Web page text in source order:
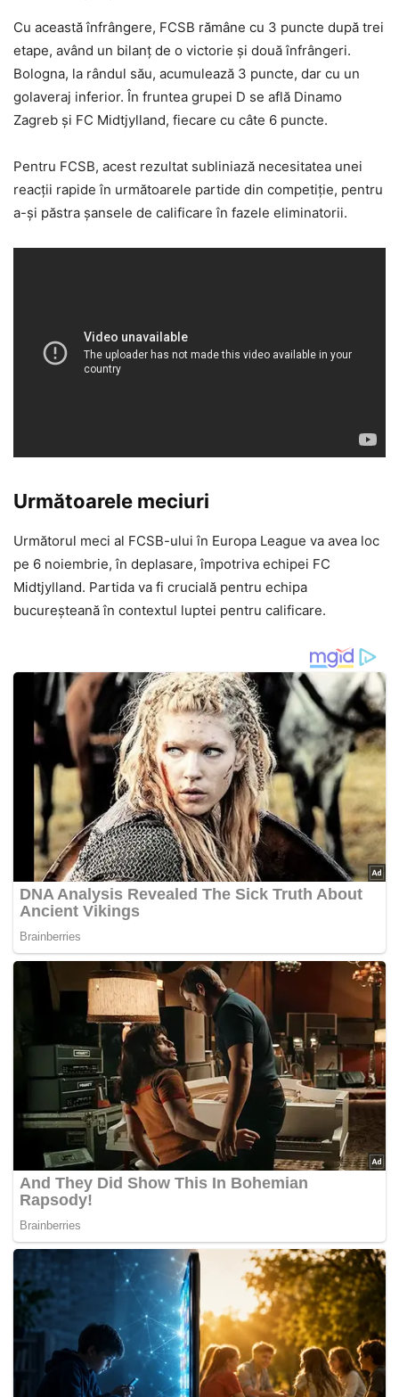
Cu această înfrângere, FCSB rămâne cu 3 puncte după trei
etape, având un bilanț de o victorie și două înfrângeri.
Bologna, la rândul său, acumulează 3 puncte, dar cu un
golaveraj inferior. În fruntea grupei D se află Dinamo
Zagreb și FC Midtjylland, fiecare cu câte 6 puncte.
Pentru FCSB, acest rezultat subliniază necesitatea unei
reacții rapide în următoarele partide din competiție, pentru
a-și păstra șansele de calificare în fazele eliminatorii.
Următoarele meciuri
Următorul meci al FCSB-ului în Europa League va avea loc
pe 6 noiembrie, în deplasare, împotriva echipei FC
Midtjylland. Partida va fi crucială pentru echipa
bucureșteană în contextul luptei pentru calificare.